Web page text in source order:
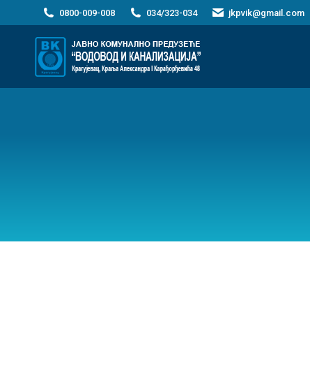
0800-009-008 034/323-034 jkpvik@gmail.com